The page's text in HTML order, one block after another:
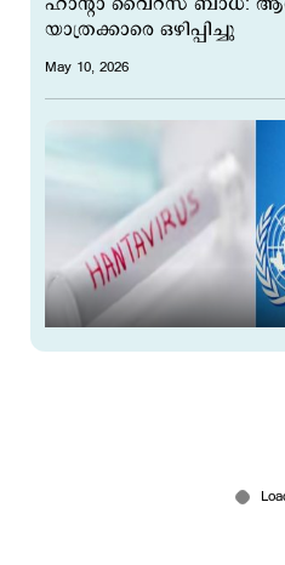
യാത്രക്കാരെ ഒഴിപ്പിച്ചു
May 10, 2026